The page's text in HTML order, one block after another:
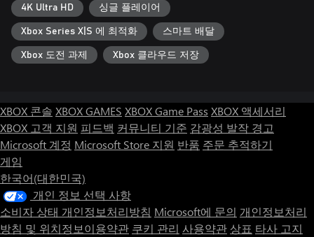
4K Ultra HD 싱글 플레이어
Xbox Series X|S 에 최적화 스마트 배달
Xbox 도전 과제 Xbox 클라우드 저장
XBOX 콘솔 XBOX GAMES XBOX Game Pass XBOX 액세서리
XBOX 고객 지원 피드백 커뮤니티 기준 감광성 발작 경고
Microsoft 계정 Microsoft Store 지원 반품 주문 추적하기
게임
한국어(대한민국)
개인 정보 선택 사항
소비자 상태 개인정보처리방침 Microsoft에 문의 개인정보처리
방침 및 위치정보이용약관 쿠키 관리 사용약관 상표 타사 고지